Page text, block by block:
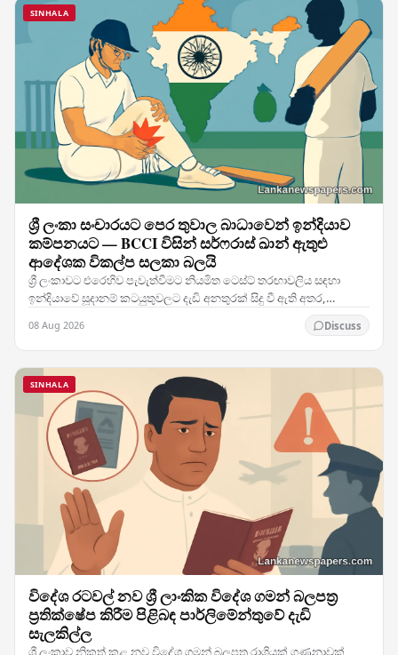
SINHALA
ශ්‍රී ලංකා සංචාරයට පෙර තුවාල බාධාවෙන් ඉන්දියාව
කම්පනයට — BCCI විසින් සර්ෆරාස් ඛාන් ඇතුළු
ආදේශක විකල්ප සලකා බලයි
ශ්‍රී ලංකාවට එරෙහිව පැවැත්වීමට නියමිත ටෙස්ට් තරඟාවලිය සඳහා
ඉන්දියාවේ සූදානම් කටයුතුවලට දැඩි අනතුරක් සිදු වී ඇති අතර,
08 Aug 2026 Discuss
SINHALA
විදේශ රටවල් නව ශ්‍රී ලාංකික විදේශ ගමන් බලපත්‍ර
ප්‍රතික්ෂේප කිරීම පිළිබඳ පාර්ලිමේන්තුවේ දැඩි
සැලකිල්ල
ශ්‍රී ලංකාව නිකුත් කළ නව විදේශ ගමන් බලපත්‍ර රාශියක් ගණනාවක්